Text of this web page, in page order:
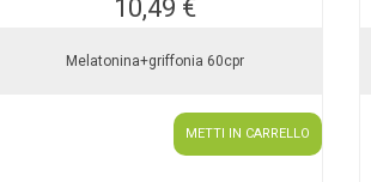
10,49 €
Melatonina+griffonia 60cpr
METTI IN CARRELLO